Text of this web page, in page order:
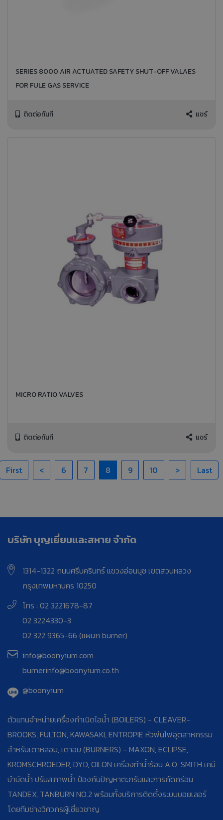
SERIES 8000 AIR ACTUATED SAFETY SHUT-OFF VALAES
FOR FULE GAS SERVICE
ติดต่อทันที แชร์
MICRO RATIO VALVES
ติดต่อทันที แชร์
First < 6 7 8 9 10 > Last
บริษัท บุญเยี่ยมและสหาย จำกัด
1314-1322 ถนนศรีนครินทร์ แขวงอ่อนนุช เขตสวนหลวง
กรุงเทพมหานคร 10250
โทร : 02 3221678-87
02 3224330-3
02 322 9365-66 (แผนก burner)
info@boonyium.com
burnerinfo@boonyium.co.th
@boonyium
ตัวแทนจำหน่ายเครื่องกำเนิดไอน้ำ (BOILERS) - CLEAVER-
BROOKS, FULTON, KAWASAKI, ENTROPIE หัวพ่นไฟอุตสาหกรรม
สำหรับเตาหลอม, เตาอบ (BURNERS) - MAXON, ECLIPSE,
KROMSCHROEDER, DYD, OILON เครื่องทำน้ำร้อน A.O. SMITH เคมี
บำบัดน้ำ ปรับสภาพน้ำ ป้องกันปัญหาตะกรันและการกัดกร่อน
TANDEX, TANBURN NO.2 พร้อมทั้งบริการติดตั้งระบบบอยเลอร์
โดยทีมช่างวิศวกรผู้เชี่ยวชาญ